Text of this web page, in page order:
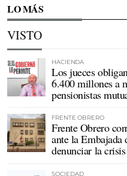
LO MÁS
VISTO
HACIENDA
Los jueces
6.400 millones a
pensionistas
FRENTE OBRERO
Frente Obrero
ante la Embajada
denunciar la
SOCIEDAD